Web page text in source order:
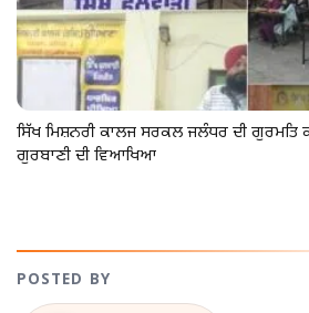
ਸਿੱਖ ਮਿਸ਼ਨਰੀ ਕਾਲਜ ਸਰਕਲ ਜਲੰਧਰ ਦੀ ਗੁਰਮਤਿ
ਗੁਰਬਾਣੀ ਦੀ ਵਿਆਖਿਆ
POSTED BY